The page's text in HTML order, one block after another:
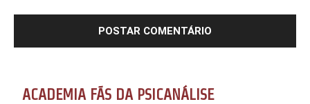
ACADEMIA FÃS DA PSICANÁLISE